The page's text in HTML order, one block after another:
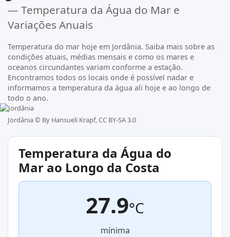
— Temperatura da Água do Mar e
Variações Anuais
Temperatura do mar hoje em Jordânia. Saiba mais sobre as
condições atuais, médias mensais e como os mares e
oceanos circundantes variam conforme a estação.
Encontramos todos os locais onde é possível nadar e
informamos a temperatura da água ali hoje e ao longo de
todo o ano.
Jordânia © By Hansueli Krapf, CC BY-SA 3.0
Temperatura da Água do
Mar ao Longo da Costa
27.9°C
mínima